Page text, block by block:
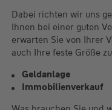
Dabei richten wir uns
Ihnen bei einer guten
erwarten Sie von Ihrer
auch Ihre feste Größe
Geldanlage
Immobilienverkauf